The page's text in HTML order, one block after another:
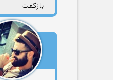
بازگفت